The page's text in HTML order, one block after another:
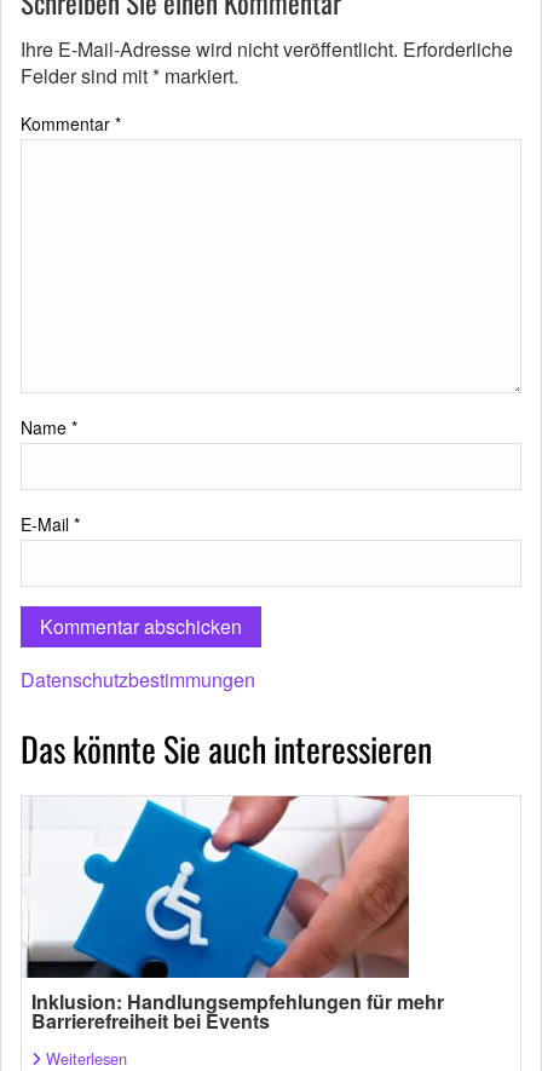
Ihre E-Mail-Adresse wird nicht veröffentlicht. Erforderliche
Felder sind mit* markiert.
Kommentar *
Name *
E-Mail *
Datenschutzbestimmungen
Das könnte Sie auch interessieren
Inklusion: Handlungsempfehlungen für mehr
Barrierefreiheit bei Events
Weiterlesen